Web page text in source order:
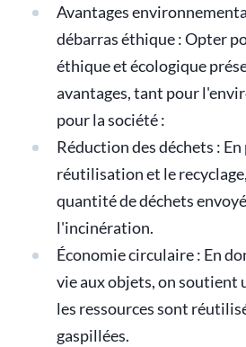
Avantages
débarras éthique : Opter
éthique et écologique
avantages, tant pour
pour la société :
Réduction des déchets :
réutilisation et le
quantité de déchets
l'incinération.
Économie circulaire : En
vie aux objets, on soutient
les ressources sont
gaspillées.